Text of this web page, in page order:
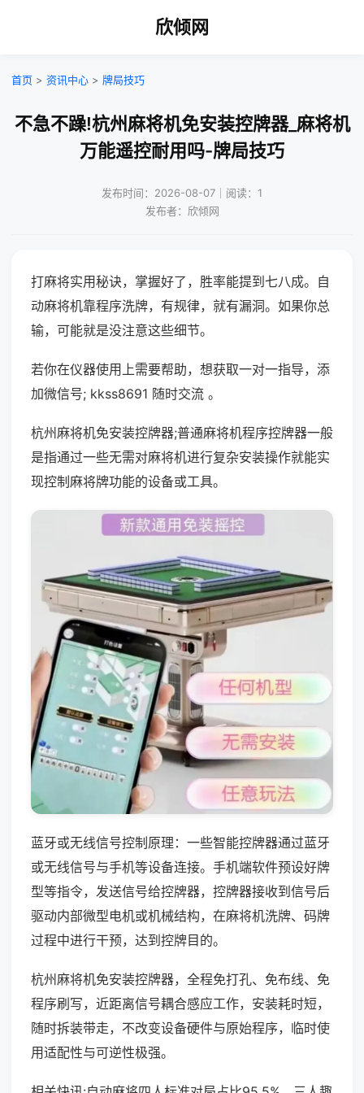
欣倾网
首页 > 资讯中心 > 牌局技巧
不急不躁!杭州麻将机免安装控牌器_麻将机
万能遥控耐用吗-牌局技巧
发布时间：2026-08-07｜阅读：1
发布者：欣倾网
打麻将实用秘诀，掌握好了，胜率能提到七八成。自
动麻将机靠程序洗牌，有规律，就有漏洞。如果你总
输，可能就是没注意这些细节。
若你在仪器使用上需要帮助，想获取一对一指导，添
加微信号; kkss8691 随时交流 。
杭州麻将机免安装控牌器;普通麻将机程序控牌器一般
是指通过一些无需对麻将机进行复杂安装操作就能实
现控制麻将牌功能的设备或工具。
蓝牙或无线信号控制原理：一些智能控牌器通过蓝牙
或无线信号与手机等设备连接。手机端软件预设好牌
型等指令，发送信号给控牌器，控牌器接收到信号后
驱动内部微型电机或机械结构，在麻将机洗牌、码牌
过程中进行干预，达到控牌目的。
杭州麻将机免安装控牌器，全程免打孔、免布线、免
程序刷写，近距离信号耦合感应工作，安装耗时短，
随时拆装带走，不改变设备硬件与原始程序，临时使
用适配性与可逆性极强。